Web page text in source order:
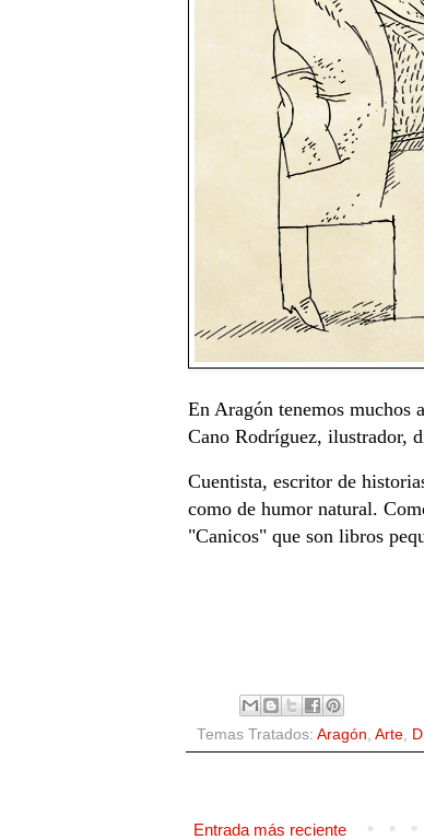
En Aragón tenemos muchos
Cano Rodríguez, ilustrador,
Cuentista, escritor de
como de humor natural.
"Canicos" que son libros
Temas Tratados: Aragón Arte,
Entrada más reciente